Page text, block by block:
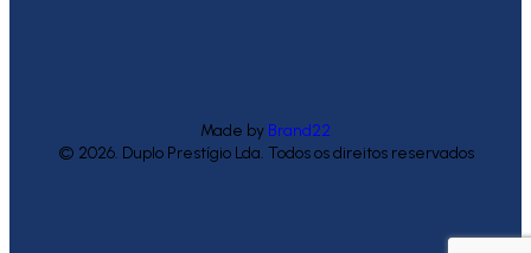
Made by Brand22
© 2026. Duplo Prestígio Lda. Todos os direitos reservados